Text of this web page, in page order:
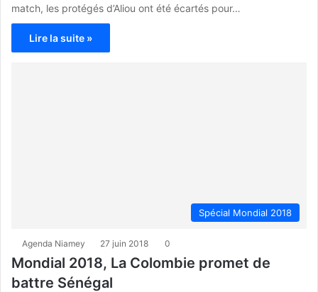
match, les protégés d’Aliou ont été écartés pour…
Lire la suite »
Spécial Mondial 2018
Agenda Niamey 27 juin 2018 0
Mondial 2018, La Colombie promet de
battre Sénégal